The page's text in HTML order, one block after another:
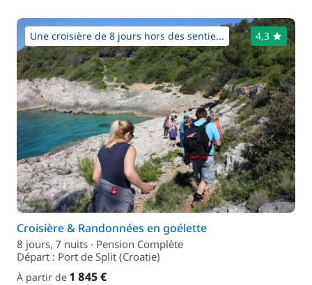
Une croisière de 8 jours hors des sentie... 4,3
Croisière & Randonnées en goélette
8 jours, 7 nuits · Pension Complète
Départ : Port de Split (Croatie)
À partir de 1 845 €